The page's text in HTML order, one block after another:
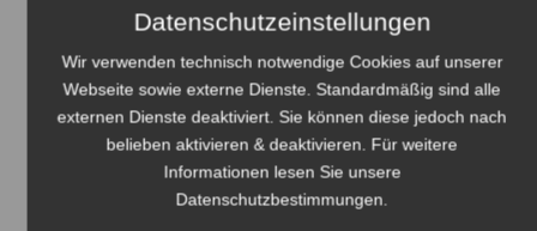
Datenschutzeinstellungen
Wir verwenden technisch notwendige Cookies auf unserer
Webseite sowie externe Dienste. Standardmäßig sind alle
externen Dienste deaktiviert. Sie können diese jedoch nach
belieben aktivieren & deaktivieren. Für weitere
Informationen lesen Sie unsere
Datenschutzbestimmungen